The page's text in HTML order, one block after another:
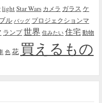
lightStar Wars カメラ ガラス ケ
ル バッグ プロジェクションマ
ランプ世界 住みたい 住宅 動物
色 花 買えるもの